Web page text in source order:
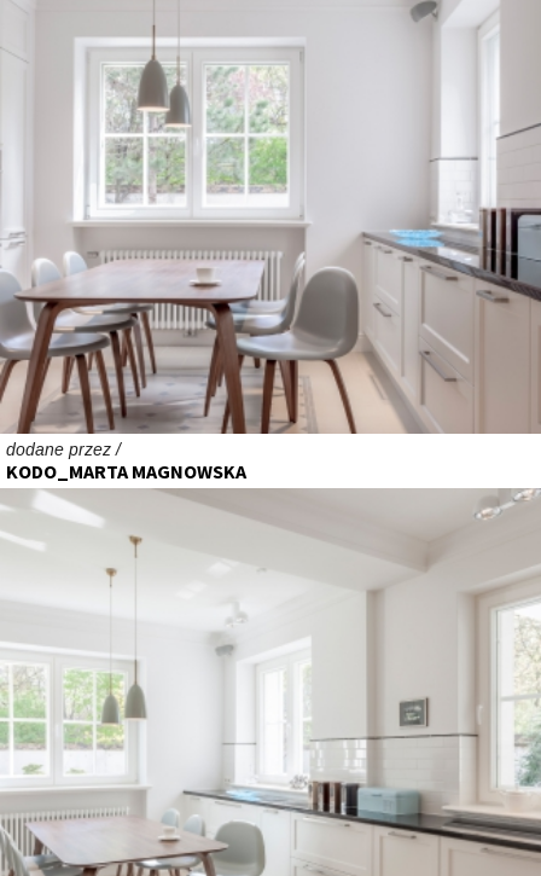
dodane przez /
KODO_MARTA MAGNOWSKA